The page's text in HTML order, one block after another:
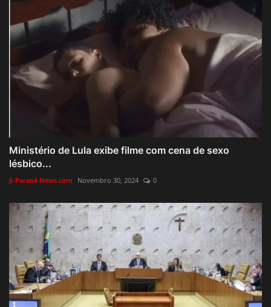
Ministério de Lula exibe filme com cena de sexo
lésbico...
Ji-Paraná News.com Novembro 30, 2024 0